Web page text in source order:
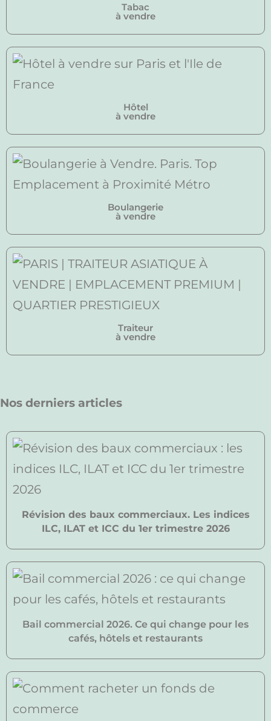
Tabac
à vendre
Hôtel
à vendre
Boulangerie
à vendre
Traiteur
à vendre
Nos derniers articles
Révision des baux commerciaux. Les indices
ILC, ILAT et ICC du 1er trimestre 2026
Bail commercial 2026. Ce qui change pour les
cafés, hôtels et restaurants